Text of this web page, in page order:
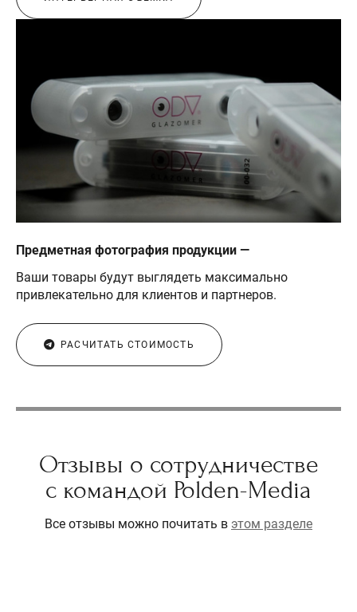
Предметная фотография продукции —
Ваши товары будут выглядеть максимально
привлекательно для клиентов и партнеров.
РАСЧИТАТЬ СТОИМОСТЬ
Отзывы о сотрудничестве
с командой Polden-Media
Все отзывы можно почитать в этом разделе